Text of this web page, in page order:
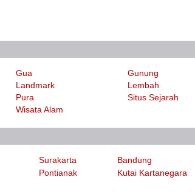
Gua Gunung
Landmark Lembah
Pura Situs Sejarah
Wisata Alam
Surakarta Bandung
Pontianak Kutai Kartanegara